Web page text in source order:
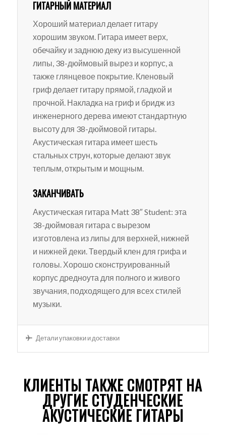
ГИТАРНЫЙ МАТЕРИАЛ
Хороший материал делает гитару
хорошим звуком. Гитара имеет верх,
обечайку и заднюю деку из высушенной
липы, 38-дюймовый вырез и корпус, а
также глянцевое покрытие. Кленовый
гриф делает гитару прямой, гладкой и
прочной. Накладка на гриф и бридж из
инженерного дерева имеют стандартную
высоту для 38-дюймовой гитары.
Акустическая гитара имеет шесть
стальных струн, которые делают звук
теплым, открытым и мощным.
ЗАКАНЧИВАТЬ
Акустическая гитара Matt 38″ Student: эта
38-дюймовая гитара с вырезом
изготовлена из липы для верхней, нижней
и нижней деки. Твердый клен для грифа и
головы. Хорошо сконструированный
корпус дредноута для полного и живого
звучания, подходящего для всех стилей
музыки.
Детали упаковки и доставки
КЛИЕНТЫ ТАКЖЕ СМОТРЯТ НА
ДРУГИЕ СТУДЕНЧЕСКИЕ
АКУСТИЧЕСКИЕ ГИТАРЫ